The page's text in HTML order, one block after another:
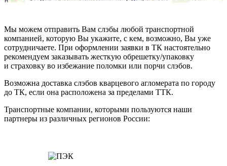
Мы можем отправить Вам слэбы любой транспортной
компанией, которую Вы укажите, с кем, возможно, Вы уже
сотрудничаете. При оформлении заявки в ТК настоятельно
рекомендуем заказывать жесткую обрешетку/упаковку
и страховку во избежание поломки или порчи слэбов.
Возможна доставка слэбов кварцевого агломерата по городу
до ТК, если она расположена за пределами ТТК.
Транспортные компании, которыми пользуются наши
партнеры из различных регионов России: